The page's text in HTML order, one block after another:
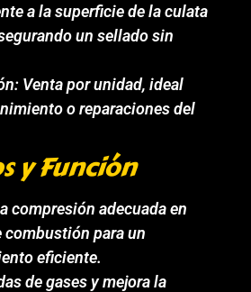
a la superficie de la culata
un sellado sin
Venta por unidad, ideal
o reparaciones del
y Función
compresión adecuada en
combustión para un
eficiente.
de gases y mejora la